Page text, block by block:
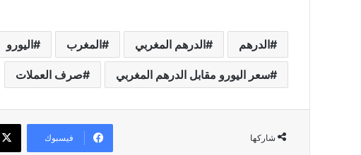
الدرهم الدرهم المغربي المغرب اليورو
سعر اليورو مقابل الدرهم المغربي صرف العملات
شاركها فيسبوك